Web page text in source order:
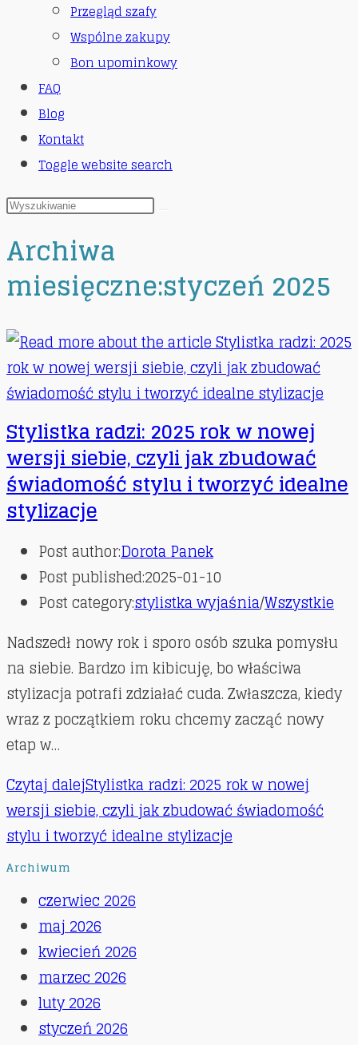
Przegląd szafy
Wspólne zakupy
Bon upominkowy
FAQ
Blog
Kontakt
Toggle website search
Archiwa
miesięczne:styczeń 2025
Stylistka radzi: 2025 rok w nowej
wersji siebie, czyli jak zbudować
świadomość stylu i tworzyć idealne
stylizacje
Post author:Dorota Panek
Post published:2025-01-10
Post category:stylistka wyjaśnia/Wszystkie
Nadszedł nowy rok i sporo osób szuka pomysłu
na siebie. Bardzo im kibicuję, bo właściwa
stylizacja potrafi zdziałać cuda. Zwłaszcza, kiedy
wraz z początkiem roku chcemy zacząć nowy
etap w…
Czytaj dalejStylistka radzi: 2025 rok w nowej
wersji siebie, czyli jak zbudować świadomość
stylu i tworzyć idealne stylizacje
Archiwum
czerwiec 2026
maj 2026
kwiecień 2026
marzec 2026
luty 2026
styczeń 2026